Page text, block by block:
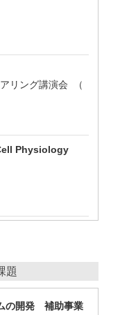
リング講演会 （
Physiology
題
の開発 補助事業